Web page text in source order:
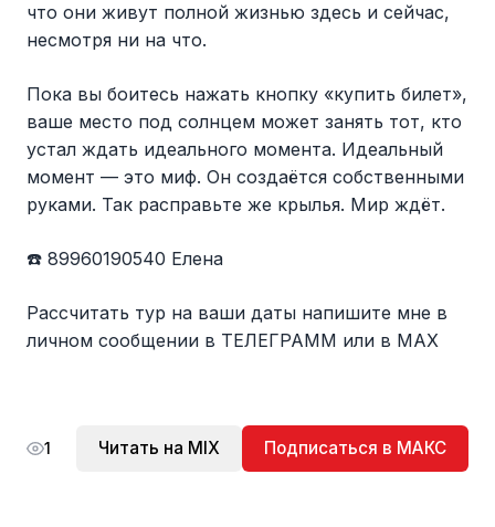
что они живут полной жизнью здесь и сейчас,
несмотря ни на что.
Пока вы боитесь нажать кнопку «купить билет»,
ваше место под солнцем может занять тот, кто
устал ждать идеального момента. Идеальный
момент — это миф. Он создаётся собственными
руками. Так расправьте же крылья. Мир ждёт.
☎️ 89960190540 Елена
Рассчитать тур на ваши даты напишите мне в
личном сообщении в ТЕЛЕГРАММ или в МАХ
1 Читать на MIX Подписаться в МАКС